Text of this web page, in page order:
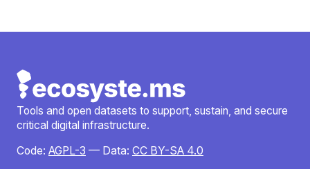
Tools and open datasets to support, sustain, and secure
critical digital infrastructure.
Code: AGPL-3 — Data: CC BY-SA 4.0